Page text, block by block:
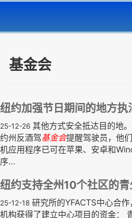
基金会
纽约加强节日期间的地方执
25-12-26 其他方式安全抵达目的地
约州反酒驾基金会提醒驾驶员，他
机应用程序已可在苹果、安卓和
序...
纽约支持全州10个社区的
25-12-18 研究所的YFACTS中心合
机构获得了建立中心项目的资金